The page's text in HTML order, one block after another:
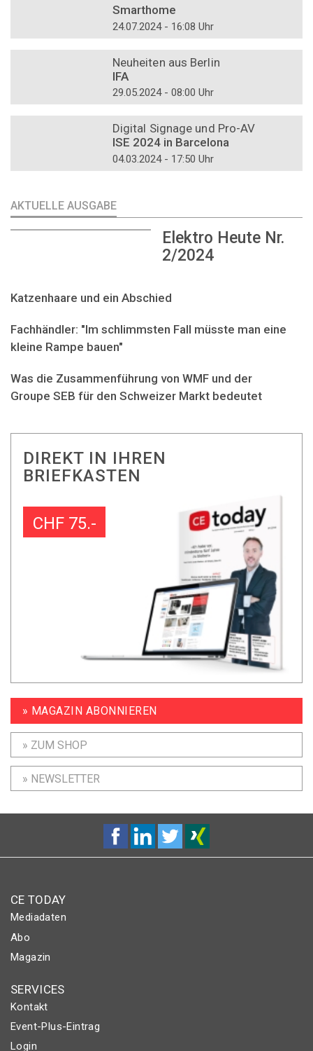
Smarthome
24.07.2024 - 16:08 Uhr
Neuheiten aus Berlin
IFA
29.05.2024 - 08:00 Uhr
Digital Signage und Pro-AV
ISE 2024 in Barcelona
04.03.2024 - 17:50 Uhr
AKTUELLE AUSGABE
Elektro Heute Nr.
2/2024
Katzenhaare und ein Abschied
Fachhändler: "Im schlimmsten Fall müsste man eine
kleine Rampe bauen"
Was die Zusammenführung von WMF und der
Groupe SEB für den Schweizer Markt bedeutet
DIREKT IN IHREN
BRIEFKASTEN
CHF 75.-
» MAGAZIN ABONNIEREN
» ZUM SHOP
» NEWSLETTER
CE TODAY
Mediadaten
Abo
Magazin
SERVICES
Kontakt
Event-Plus-Eintrag
Login